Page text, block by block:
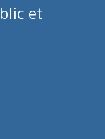
et